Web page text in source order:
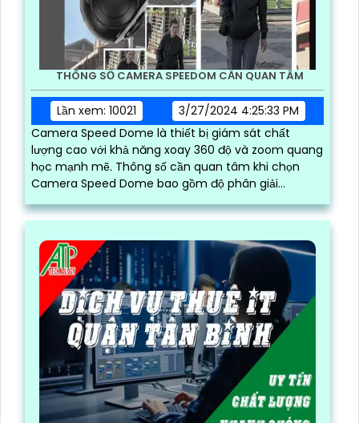
THÔNG SỐ CAMERA SPEEDOM CẦN QUAN TÂM
Lần xem: 10021
3/27/2024 4:25:33 PM
Camera Speed Dome là thiết bị giám sát chất
lượng cao với khả năng xoay 360 độ và zoom quang
học mạnh mẽ. Thông số cần quan tâm khi chọn
Camera Speed Dome bao gồm độ phân giải...